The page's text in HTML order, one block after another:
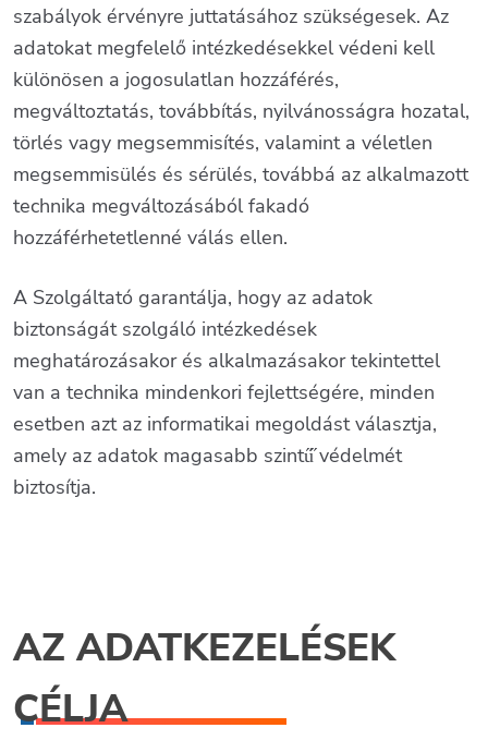
szabályok érvényre juttatásához szükségesek. Az
adatokat megfelelő intézkedésekkel védeni kell
különösen a jogosulatlan hozzáférés,
megváltoztatás, továbbítás, nyilvánosságra hozatal,
törlés vagy megsemmisítés, valamint a véletlen
megsemmisülés és sérülés, továbbá az alkalmazott
technika megváltozásából fakadó
hozzáférhetetlenné válás ellen.
A Szolgáltató garantálja, hogy az adatok
biztonságát szolgáló intézkedések
meghatározásakor és alkalmazásakor tekintettel
van a technika mindenkori fejlettségére, minden
esetben azt az informatikai megoldást választja,
amely az adatok magasabb szintű̋ védelmét
biztosítja.
AZ ADATKEZELÉSEK
CÉLJA